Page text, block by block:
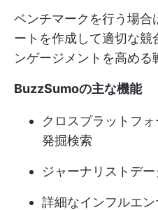
ベンチマークを行う場合
ートを作成して適切な
ンゲージメントを高める
BuzzSumoの主な機能
クロスプラットフ
発掘検索
ジャーナリストデ
詳細なインフルエ